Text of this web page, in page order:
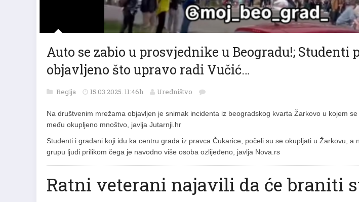
Auto se zabio u prosvjednike u Beogradu!;
objavljeno što upravo radi Vučić…
Regija 15.03.2025. 11:46h Uredništvo
Na društvenim mrežama objavljen je snimak incidenta iz beogradskog kvarta Žarkovo u kojem
među okupljeno mnoštvo, javlja Jutarnji.hr
Studenti i građani koji idu ka centru grada iz pravca Čukarice, počeli su se okupljati u Žarkovu, a
grupu ljudi prilikom čega je navodno više osoba ozlijeđeno, javlja Nova.rs
Ratni veterani najavili da će braniti